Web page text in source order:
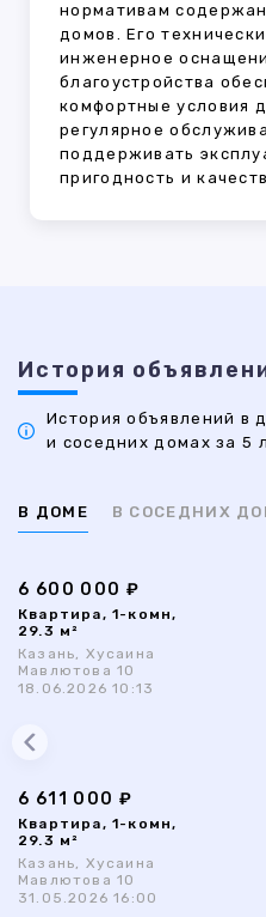
нормативам
домов. Его
инженерное
благоустройства
комфортные условия
регулярное
поддерживать
пригодность и
История
История объявлений в
и соседних домах за 5
В ДОМЕ В СОСЕДНИХ
6 600 000 ₽
Квартира, 1-комн,
29.3 м²
Казань, Хусаина
Мавлютова 10
18.06.2026 10:13
6 611 000 ₽
Квартира, 1-комн,
29.3 м²
Казань, Хусаина
Мавлютова 10
31.05.2026 16:00